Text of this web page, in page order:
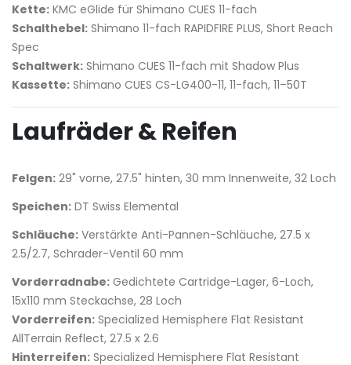
Kette: KMC eGlide für Shimano CUES 11-fach
Schalthebel: Shimano 11-fach RAPIDFIRE PLUS, Short Reach
Spec
Schaltwerk: Shimano CUES 11-fach mit Shadow Plus
Kassette: Shimano CUES CS-LG400-11, 11-fach, 11–50T
Laufräder & Reifen
Felgen: 29" vorne, 27.5" hinten, 30 mm Innenweite, 32 Loch
Speichen: DT Swiss Elemental
Schläuche: Verstärkte Anti-Pannen-Schläuche, 27.5 x
2.5/2.7, Schrader-Ventil 60 mm
Vorderradnabe: Gedichtete Cartridge-Lager, 6-Loch,
15x110 mm Steckachse, 28 Loch
Vorderreifen: Specialized Hemisphere Flat Resistant
AllTerrain Reflect, 27.5 x 2.6
Hinterreifen: Specialized Hemisphere Flat Resistant